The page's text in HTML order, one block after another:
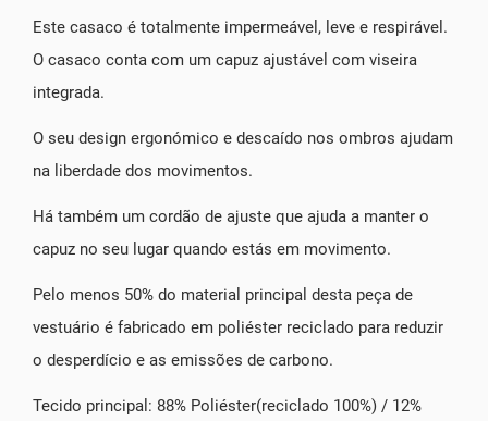
Este casaco é totalmente impermeável, leve e respirável.
O casaco conta com um capuz ajustável com viseira
integrada.
O seu design ergonómico e descaído nos ombros ajudam
na liberdade dos movimentos.
Há também um cordão de ajuste que ajuda a manter o
capuz no seu lugar quando estás em movimento.
Pelo menos 50% do material principal desta peça de
vestuário é fabricado em poliéster reciclado para reduzir
o desperdício e as emissões de carbono.
Tecido principal: 88% Poliéster(reciclado 100%) / 12%